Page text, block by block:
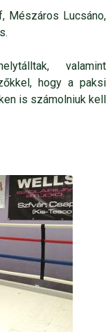
Mészáros Lucsáno,
valamint
hogy a paksi
is számolniuk kell